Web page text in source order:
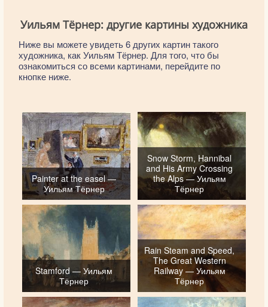
Уильям Тёрнер: другие картины художника
Ниже вы можете увидеть 6 других картин такого
художника, как Уильям Тёрнер. Для того, что бы
ознакомиться со всеми картинами, перейдите по
кнопке ниже.
Painter at the easel —
Уильям Тёрнер
Snow Storm, Hannibal
and His Army Crossing
the Alps — Уильям
Тёрнер
Stamford — Уильям
Тёрнер
Rain Steam and Speed,
The Great Western
Railway — Уильям
Тёрнер